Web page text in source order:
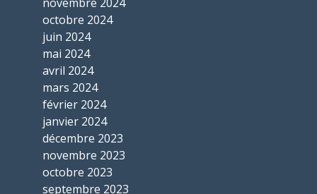
novembre 2024
octobre 2024
juin 2024
mai 2024
avril 2024
mars 2024
février 2024
janvier 2024
décembre 2023
novembre 2023
octobre 2023
septembre 2023